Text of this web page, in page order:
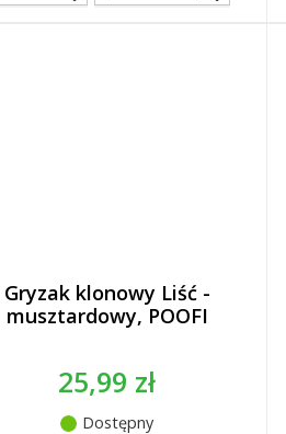
Gryzak klonowy Liść -
musztardowy, POOFI
25,99 zł
Dostępny